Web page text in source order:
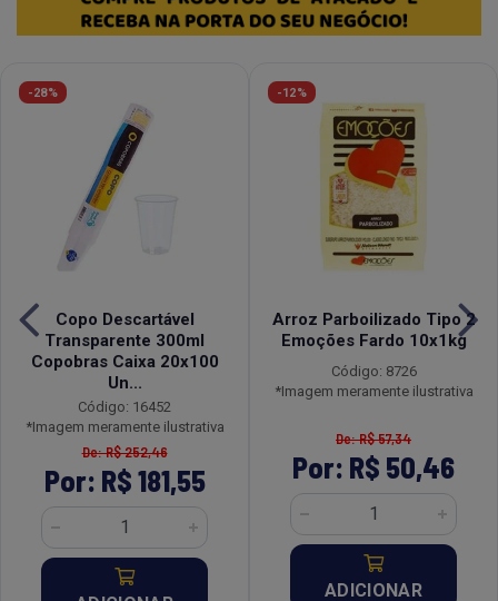
-28%
Copo Descartável
Transparente 300ml
Copobras Caixa 20x100
Un...
Código: 16452
*Imagem meramente ilustrativa
De: R$ 252,46
Por: R$ 181,55
-12%
Arroz Parboilizado Tipo 2
Emoções Fardo 10x1kg
Código: 8726
*Imagem meramente ilustrativa
De: R$ 57,34
Por: R$ 50,46
ADICIONAR